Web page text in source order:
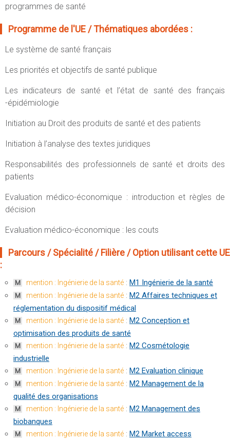
programmes de santé
Programme de l'UE / Thématiques abordées :
Le système de santé français
Les priorités et objectifs de santé publique
Les indicateurs de santé et l’état de santé des français
-épidémiologie
Initiation au Droit des produits de santé et des patients
Initiation à l’analyse des textes juridiques
Responsabilités des professionnels de santé et droits des
patients
Evaluation médico-économique : introduction et règles de
décision
Evaluation médico-économique : les couts
Parcours / Spécialité / Filière / Option utilisant cette UE
:
M mention : Ingénierie de la santé : M1 Ingénierie de la santé
M mention : Ingénierie de la santé : M2 Affaires techniques et
réglementation du dispositif médical
M mention : Ingénierie de la santé : M2 Conception et
optimisation des produits de santé
M mention : Ingénierie de la santé : M2 Cosmétologie
industrielle
M mention : Ingénierie de la santé : M2 Evaluation clinique
M mention : Ingénierie de la santé : M2 Management de la
qualité des organisations
M mention : Ingénierie de la santé : M2 Management des
biobanques
M mention : Ingénierie de la santé : M2 Market access